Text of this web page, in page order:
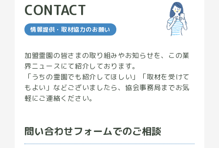
CONTACT
情報提供・取材協力のお願い
加盟霊園の皆さまの取り組みやお知らせを、この業
界ニュースにて紹介しております。
「うちの霊園でも紹介してほしい」「取材を受けて
もよい」などございましたら、 協会事務局までお気
軽にご連絡ください。
問い合わせフォームでのご相談